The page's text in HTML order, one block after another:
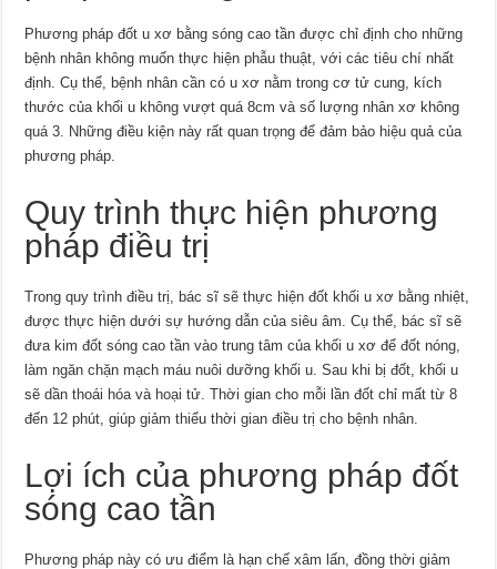
Phương pháp đốt u xơ bằng sóng cao tần được chỉ định cho những
bệnh nhân không muốn thực hiện phẫu thuật, với các tiêu chí nhất
định. Cụ thể, bệnh nhân cần có u xơ nằm trong cơ tử cung, kích
thước của khối u không vượt quá 8cm và số lượng nhân xơ không
quá 3. Những điều kiện này rất quan trọng để đảm bảo hiệu quả của
phương pháp.
Quy trình thực hiện phương
pháp điều trị
Trong quy trình điều trị, bác sĩ sẽ thực hiện đốt khối u xơ bằng nhiệt,
được thực hiện dưới sự hướng dẫn của siêu âm. Cụ thể, bác sĩ sẽ
đưa kim đốt sóng cao tần vào trung tâm của khối u xơ để đốt nóng,
làm ngăn chặn mạch máu nuôi dưỡng khối u. Sau khi bị đốt, khối u
sẽ dần thoái hóa và hoại tử. Thời gian cho mỗi lần đốt chỉ mất từ 8
đến 12 phút, giúp giảm thiểu thời gian điều trị cho bệnh nhân.
Lợi ích của phương pháp đốt
sóng cao tần
Phương pháp này có ưu điểm là hạn chế xâm lấn, đồng thời giảm